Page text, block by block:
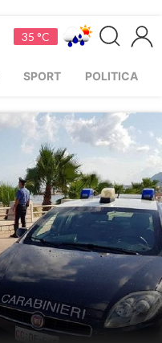
35 °C
SPORT POLITICA